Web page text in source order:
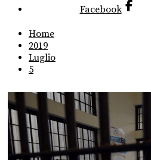
Facebook
Home
2019
Luglio
5